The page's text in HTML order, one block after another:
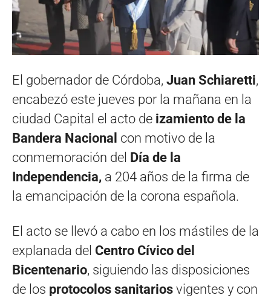
El gobernador de Córdoba, Juan Schiaretti,
encabezó este jueves por la mañana en la
ciudad Capital el acto de izamiento de la
Bandera Nacional con motivo de la
conmemoración del Día de la
Independencia, a 204 años de la firma de
la emancipación de la corona española.
El acto se llevó a cabo en los mástiles de la
explanada del Centro Cívico del
Bicentenario, siguiendo las disposiciones
de los protocolos sanitarios vigentes y con